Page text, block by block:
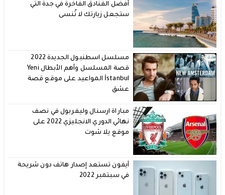
أفضل الفنادق الفاخرة في جدة التي
ستجعل زيارتك لا تُنسى
مسلسل اسطنبول الجديدة 2022
قصة المسلسل وأهم الأبطال Yeni
İstanbul المواعيد على موقع قصة
عشق
مباراة ارسنال وليفربول في نصف
نهائي الدوري الانجليزي 2022 على
موقع يلا شوت
آيفون تستعد إصدار هاتف دون شريحة
في سبتمبر 2022